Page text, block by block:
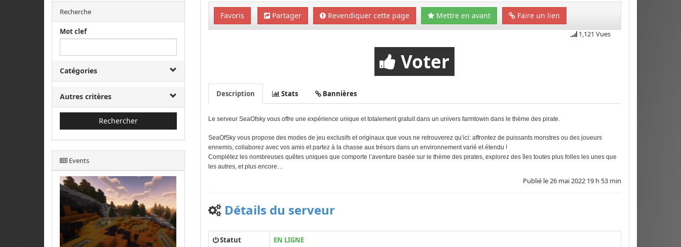
Recherche
Mot clef
Catégories
Autres critères
Rechercher
Events
Favoris Partager Revendiquer cette page Mettre en avant Faire un lien
1,121 Vues
Voter
Description Stats Bannières
Le serveur SeaOfsky vous offre une expérience unique et totalement gratuit dans un univers farmtowin dans le thème des pirate.
SeaOfSky vous propose des modes de jeu exclusifs et originaux que vous ne retrouverez qu’ici: affrontez de puissants monstres ou des joueurs
ennemis, collaborez avec vos amis et partez à la chasse aux trésors dans un environnement varié et étendu !
Complétez les nombreuses quêtes uniques que comporte l’aventure basée sur le thème des pirates, explorez des îles toutes plus folles les unes que
les autres, et plus encore…
Publié le26 mai 2022 19 h 53 min
Détails du serveur
Statut
EN LIGNE